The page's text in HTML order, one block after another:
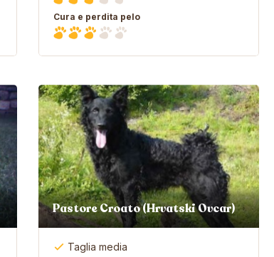
Cura e perdita pelo
Pastore Croato (Hrvatski Ovcar)
Taglia media